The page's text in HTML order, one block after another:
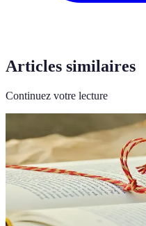
Articles similaires
Continuez votre lecture